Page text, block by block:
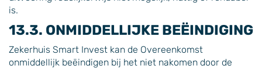
is.
13.3. ONMIDDELLIJKE BEËINDIGING
Zekerhuis Smart Invest kan de Overeenkomst
onmiddellijk beëindigen bij het niet nakomen door de